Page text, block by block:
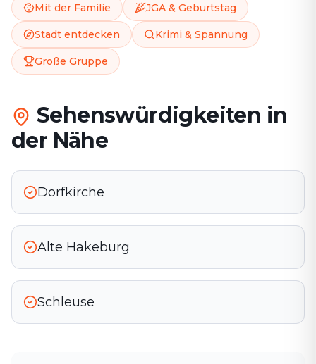
Mit der Familie JGA & Geburtstag
Stadt entdecken Krimi & Spannung
Große Gruppe
Sehenswürdigkeiten in
der Nähe
Dorfkirche
Alte Hakeburg
Schleuse